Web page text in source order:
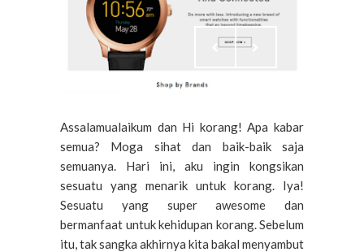
Assalamualaikum dan Hi korang! Apa kabar
semua? Moga sihat dan baik-baik saja
semuanya. Hari ini, aku ingin kongsikan
sesuatu yang menarik untuk korang. Iya!
Sesuatu yang super awesome dan
bermanfaat untuk kehidupan korang. Sebelum
itu, tak sangka akhirnya kita bakal menyambut